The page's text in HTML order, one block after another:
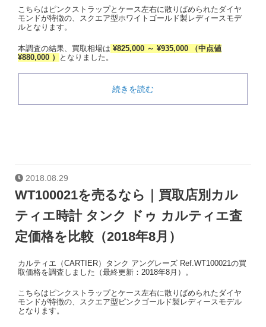
こちらはピンクストラップとケース左右に散りばめられたダイヤ
モンドが特徴の、スクエア型ホワイトゴールド製レディースモデ
ルとなります。
本調査の結果、買取相場は ¥825,000 ～ ¥935,000 （中点値
¥880,000 ）
となりました。
続きを読む
2018.08.29
WT100021を売るなら｜買取店別カル
ティエ時計 タンク ドゥ カルティエ査
定価格を比較（2018年8月）
カルティエ（CARTIER）タンク アングレーズ Ref.WT100021の買
取価格を調査しました（最終更新：2018年8月）。
こちらはピンクストラップとケース左右に散りばめられたダイヤ
モンドが特徴の、スクエア型ピンクゴールド製レディースモデル
となります。